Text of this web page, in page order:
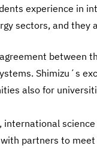
experience in
sectors, and they
between
Shimizu´s
also for
international
partners to